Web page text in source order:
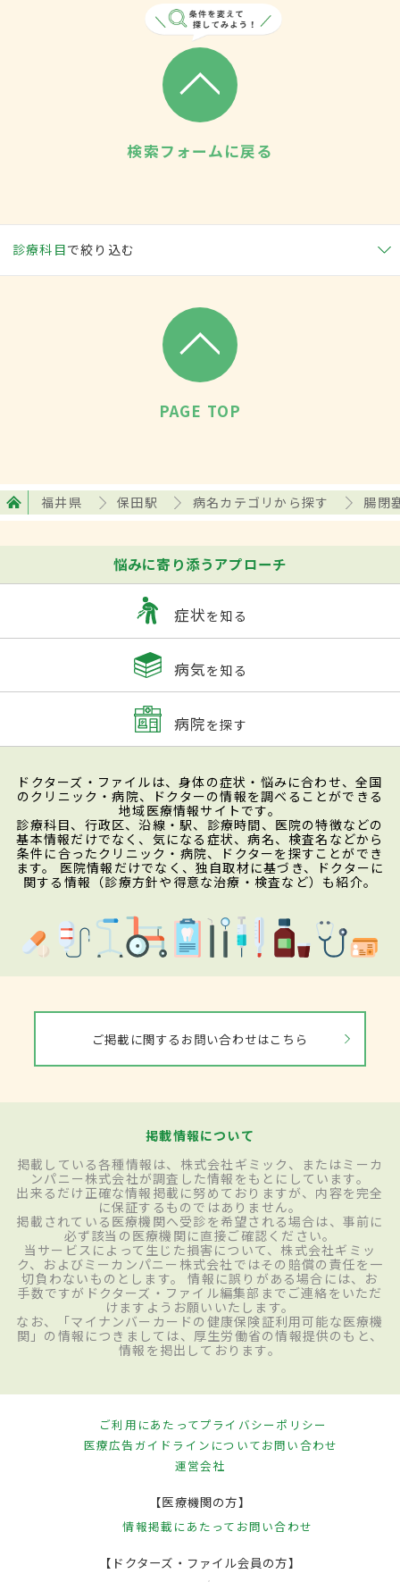
検索フォームに戻る
診療科目で絞り込む
PAGE TOP
福井県 保田駅 病名カテゴリから探す 腸閉
悩みに寄り添うアプローチ
症状を知る
病気を知る
病院を探す
ドクターズ・ファイルは、身体の症状・悩みに合わせ、全国
のクリニック・病院、ドクターの情報を調べることができる
地域医療情報サイトです。
診療科目、行政区、沿線・駅、診療時間、医院の特徴などの
基本情報だけでなく、気になる症状、病名、検査名などから
条件に合ったクリニック・病院、ドクターを探すことができ
ます。 医院情報だけでなく、独自取材に基づき、ドクターに
関する情報（診療方針や得意な治療・検査など）も紹介。
ご掲載に関するお問い合わせはこちら
掲載情報について
掲載している各種情報は、株式会社ギミック、またはミーカ
ンパニー株式会社が調査した情報をもとにしています。
出来るだけ正確な情報掲載に努めておりますが、内容を完全
に保証するものではありません。
掲載されている医療機関へ受診を希望される場合は、事前に
必ず該当の医療機関に直接ご確認ください。
当サービスによって生じた損害について、株式会社ギミッ
ク、およびミーカンパニー株式会社ではその賠償の責任を一
切負わないものとします。 情報に誤りがある場合には、お
手数ですがドクターズ・ファイル編集部までご連絡をいただ
けますようお願いいたします。
なお、「マイナンバーカードの健康保険証利用可能な医療機
関」の情報につきましては、厚生労働省の情報提供のもと、
情報を掲出しております。
ご利用にあたってプライバシーポリシー
医療広告ガイドラインについてお問い合わせ
運営会社
【医療機関の方】
情報掲載にあたって お問い合わせ
【ドクターズ・ファイル会員の方】